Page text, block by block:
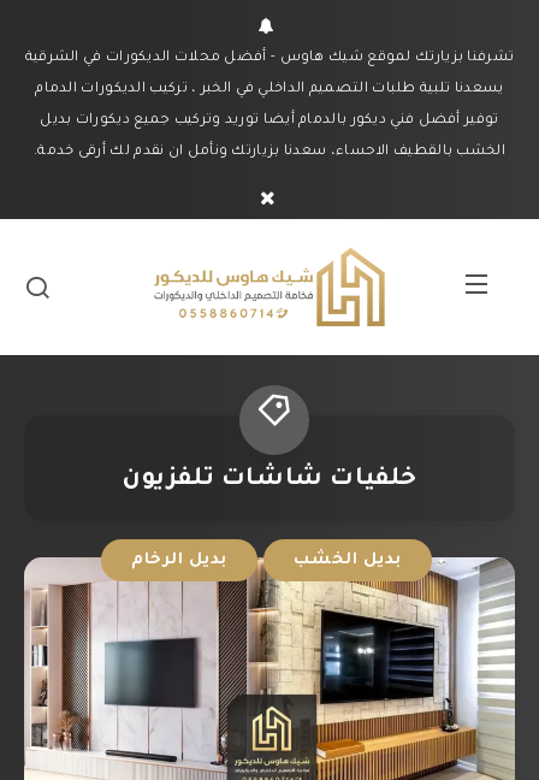
تشرفنا بزيارتك لموقع شيك هاوس - أفضل محلات الديكورات في الشرقية
يسعدنا تلبية طلبات التصميم الداخلي في الخبر ، تركيب الديكورات الدمام
توفير أفضل فني ديكور بالدمام أيضا توريد وتركيب جميع ديكورات بديل
الخشب بالقطيف الاحساء، سعدنا بزيارتك ونأمل ان نقدم لك أرقى خدمة.
خلفيات شاشات تلفزيون
بديل الخشب بديل الرخام